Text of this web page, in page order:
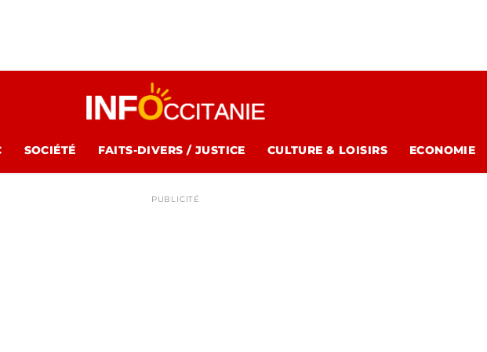
SOCIÉTÉ FAITS-DIVERS / JUSTICE CULTURE & LOISIRS ECONOMIE
PUBLICITÉ